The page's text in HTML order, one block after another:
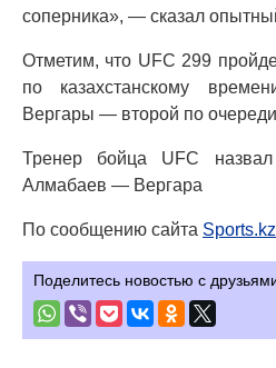
соперника», — сказал
Отметим, что UFC 299
по казахстанскому
Вергары — второй по
Тренер бойца UFC назвал
Алмабаев — Вергара
По сообщению сайта Sports.kz
Поделитесь новостью с